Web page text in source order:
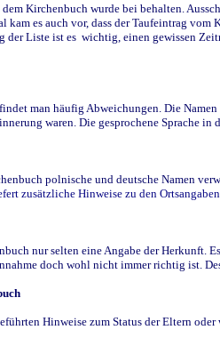
Kirchenbuch wurde bei behalten.
kam es auch vor, dass der Taufeintrag
der Liste ist es wichtig, einen gewissen
man häufig Abweichungen. Die
waren. Die gesprochene Sprache
polnische und deutsche Namen
zusätzliche Hinweise zu den
nur selten eine Angabe der Herkunft.
doch wohl nicht immer richtig ist.
Hinweise zum Status der Eltern